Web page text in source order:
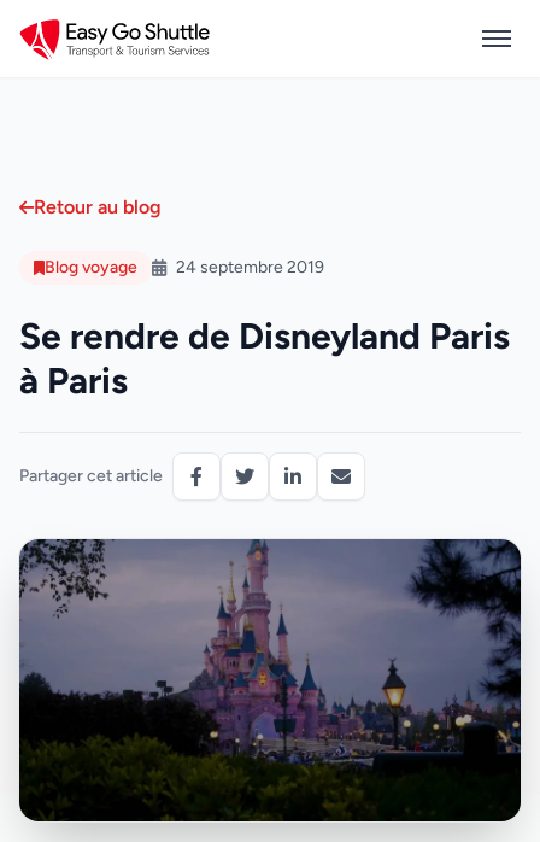
Retour au blog
Blog voyage 24 septembre 2019
Se rendre de Disneyland Paris
à Paris
Partager cet article